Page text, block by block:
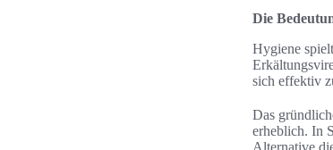
Die
Hygiene
sich effektiv
Das
erheblich. In